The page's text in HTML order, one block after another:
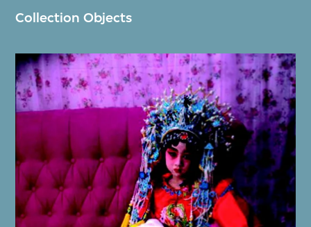
Collection Objects